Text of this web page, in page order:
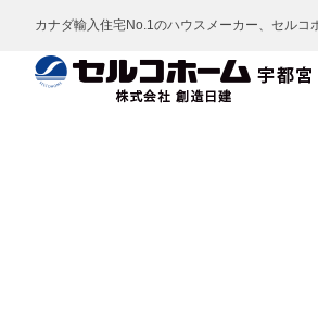
カナダ輸入住宅No.1のハウスメーカー、セルコ